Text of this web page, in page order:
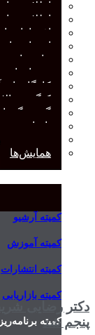
اطلاعیه‌ها
افتخارات
انتصاب‌ها
بیانیه‌ها
رویدادهای
کنگره
گفت‌وگوها
یادداشت
مجمع
همایش‌ها
کمیته آرشیو
کمیته آموزش
کمیته انتشارات
کمیته بازاریابی
کمیته
دکتر رضایی
پنجم شد